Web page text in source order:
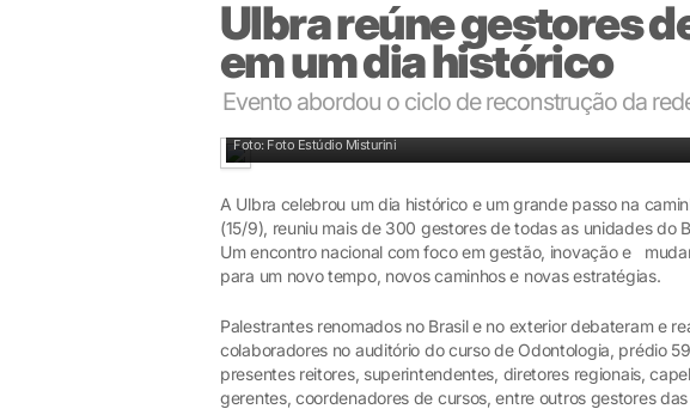
Ulbra reúne gestores
em um dia histórico
Evento abordou o ciclo de reconstrução da
Foto: Foto Estúdio Misturini
A Ulbra celebrou um dia histórico e um grande passo na
(15/9), reuniu mais de 300 gestores de todas as unidades do
Um encontro nacional com foco em gestão, inovação e
para um novo tempo, novos caminhos e novas estratégias.
Palestrantes renomados no Brasil e no exterior debateram e
colaboradores no auditório do curso de Odontologia, prédio
presentes reitores, superintendentes, diretores regionais,
gerentes, coordenadores de cursos, entre outros gestores